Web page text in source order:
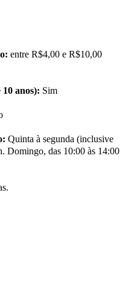
entre R$4,00 e R$10,00
anos): Sim
Quinta à segunda (inclusive
Domingo, das 10:00 às 14:00